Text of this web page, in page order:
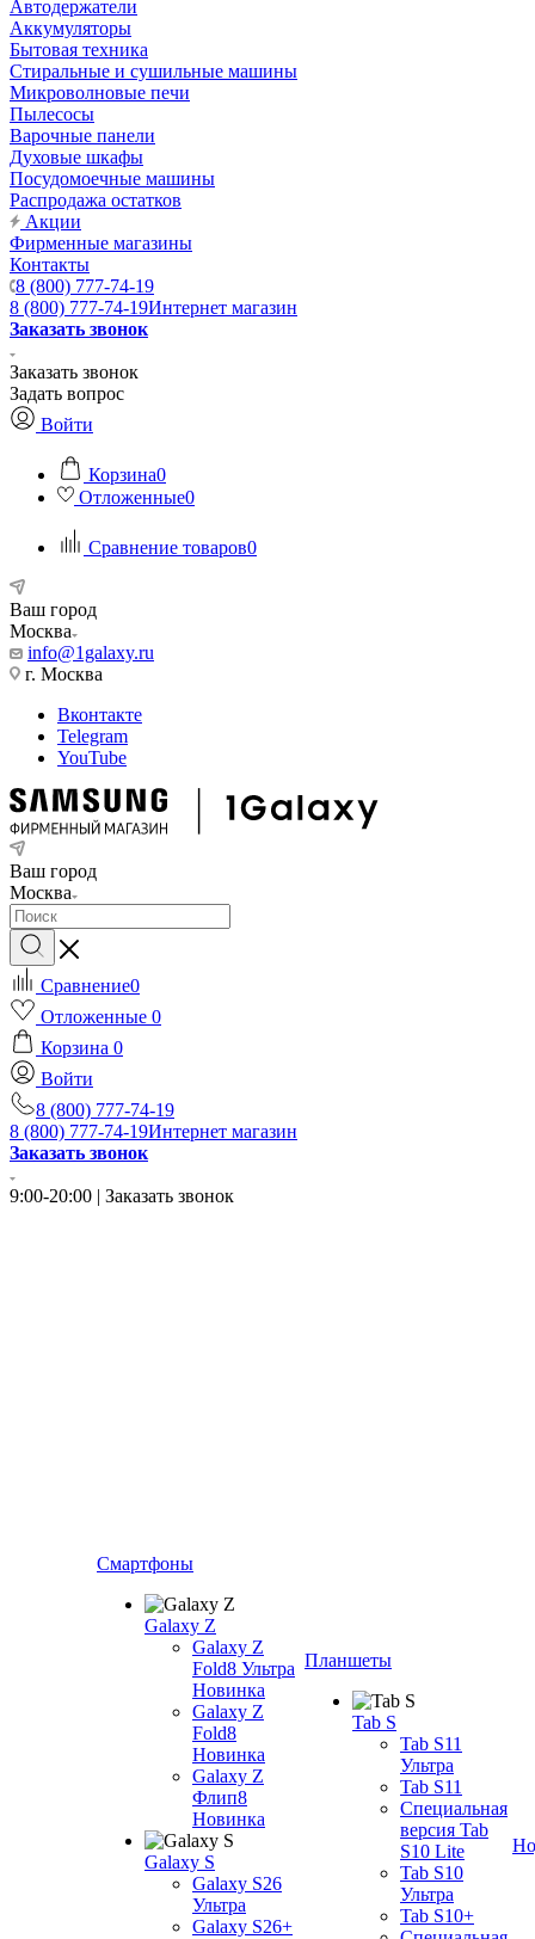
Автодержатели
Аккумуляторы
Бытовая техника
Стиральные и сушильные машины
Микроволновые печи
Пылесосы
Варочные панели
Духовые шкафы
Посудомоечные машины
Распродажа остатков
Акции
Фирменные магазины
Контакты
8 (800) 777-74-19
8 (800) 777-74-19Интернет магазин
Заказать звонок
Заказать звонок
Задать вопрос
Войти
Корзина0
Отложенные0
Сравнение товаров0
Ваш город
Москва
info@1galaxy.ru
г. Москва
Вконтакте
Telegram
YouTube
Ваш город
Москва
Сравнение0
Отложенные 0
Корзина 0
Войти
8 (800) 777-74-19
8 (800) 777-74-19Интернет магазин
Заказать звонок
9:00-20:00 | Заказать звонок
Смартфоны
Galaxy Z
Galaxy Z
Fold8 Ультра
Новинка
Galaxy Z
Fold8
Новинка
Galaxy Z
Флип8
Новинка
Galaxy S
Galaxy S26
Ультра
Galaxy S26+
Планшеты
Tab S
Tab S11
Ультра
Tab S11
Специальная
версия Tab
S10 Lite
Tab S10
Ультра
Tab S10+